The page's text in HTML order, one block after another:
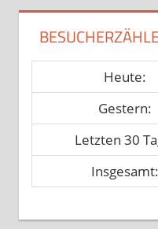
Heute:
Gestern:
Letzten 30
Insgesamt: